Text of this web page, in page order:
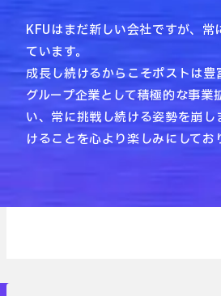
KFUはまだ新しい会社ですが、常
ています。
成長し続けるからこそポストは豊
グループ企業として積極的な事業
い、常に挑戦し続ける姿勢を崩し
けることを心より楽しみにしてお